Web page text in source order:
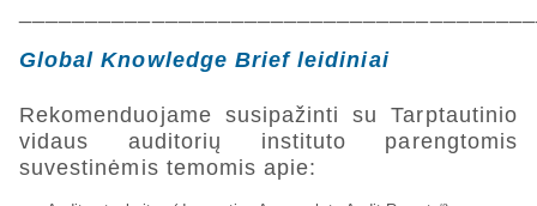
Global Knowledge Brief leidiniai
Rekomenduojame susipažinti su Tarptautinio
vidaus auditorių instituto parengtomis
suvestinėmis temomis apie: